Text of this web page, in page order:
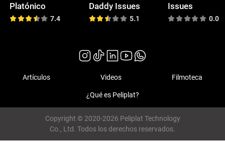
Platónico
7.4
Daddy Issues
5.1
Issues
0.0
Artículos Videos Filmoteca
¿Qué es Peliplat?
Copyright © 2020-2026 Peliplat Technology
Co., Ltd. Todos los derechos reservados.